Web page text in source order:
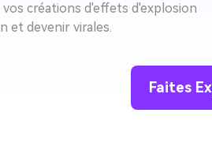
vos créations d'effets d'explosion
et devenir virales.
Faites